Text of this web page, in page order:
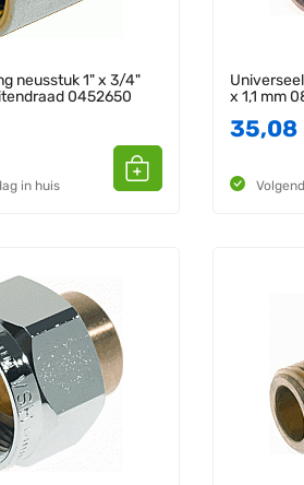
neusstuk 1" x 3/4"
0452650
in huis
x 1,1 mm
35,08